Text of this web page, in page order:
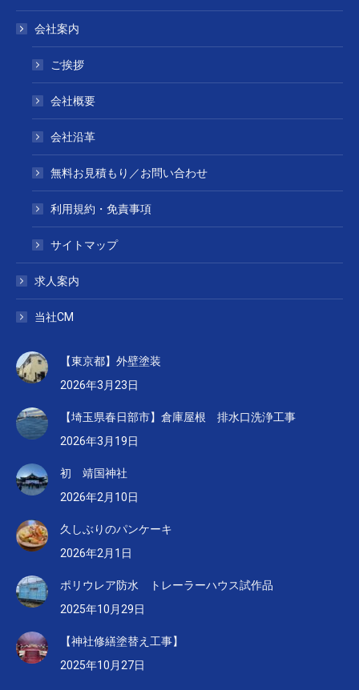
会社案内
ご挨拶
会社概要
会社沿革
無料お見積もり／お問い合わせ
利用規約・免責事項
サイトマップ
求人案内
当社CM
【東京都】外壁塗装
2026年3月23日
【埼玉県春日部市】倉庫屋根 排水口洗浄工事
2026年3月19日
初 靖国神社
2026年2月10日
久しぶりのパンケーキ
2026年2月1日
ポリウレア防水 トレーラーハウス試作品
2025年10月29日
【神社修繕塗替え工事】
2025年10月27日